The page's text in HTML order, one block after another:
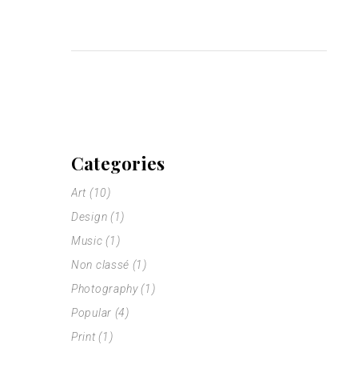
Categories
Art (10)
Design (1)
Music (1)
Non classé (1)
Photography(1)
Popular (4)
Print(1)